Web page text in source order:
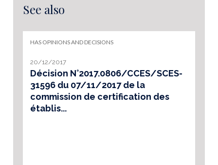
See also
HAS OPINIONS AND DECISIONS
20/12/2017
Décision N°2017.0806/CCES/SCES-
31596 du 07/11/2017 de la
commission de certification des
établis...